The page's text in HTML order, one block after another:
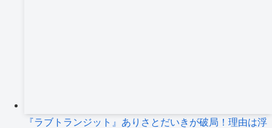
『ラブトランジット』ありさとだいきが破局！理由は浮